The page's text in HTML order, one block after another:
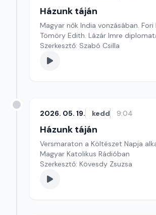
Házunk táján
Magyar nők India vonzásában. Fori
Tömöry Edith. Lázár Imre
Szerkesztő: Szabó Csilla
2026. 05. 19. kedd 9:04
Házunk táján
Versmaraton a Költészet Napja
Magyar Katolikus Rádióban
Szerkesztő: Kövesdy Zsuzsa